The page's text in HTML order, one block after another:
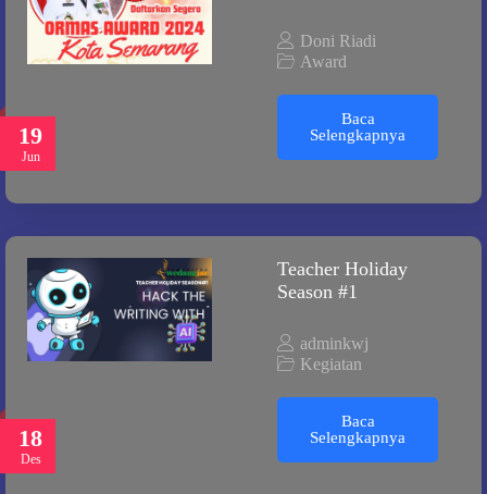
19
Jun
Doni Riadi
Award
Baca
Selengkapnya
18
Des
Teacher Holiday
Season #1
adminkwj
Kegiatan
Baca
Selengkapnya